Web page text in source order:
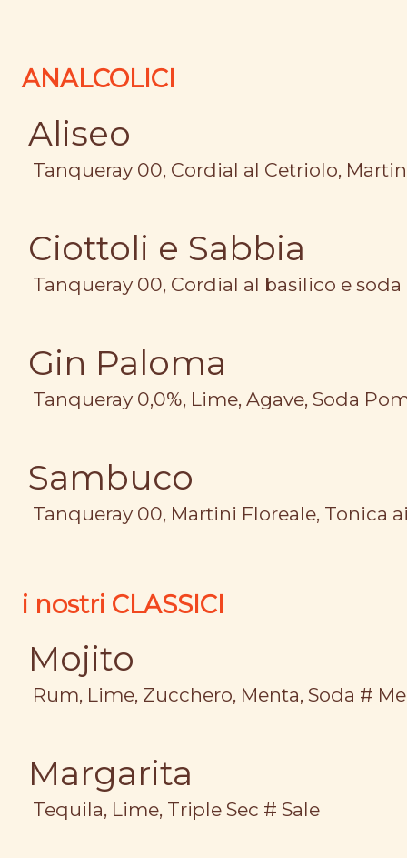
ANALCOLICI
Aliseo
Tanqueray 00, Cordial al Cetriolo,
Ciottoli e Sabbia
Tanqueray 00, Cordial al basilico e soda
Gin Paloma
Tanqueray 0,0%, Lime, Agave, Soda
Sambuco
Tanqueray 00, Martini Floreale, Tonica
i nostri CLASSICI
Mojito
Rum, Lime, Zucchero, Menta, Soda #
Margarita
Tequila, Lime, Triple Sec # Sale